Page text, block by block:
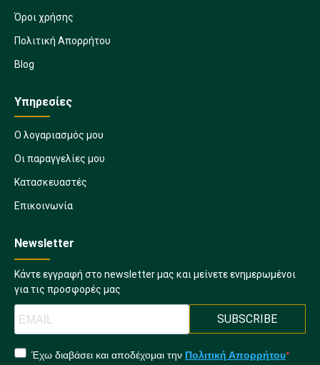
Όροι χρήσης
Πολιτική Απορρήτου
Blog
Υπηρεσίες
Ο λογαριασμός μου
Οι παραγγελίες μου
Κατασκευαστές
Επικοινωνία
Newsletter
Κάντε εγγραφή στο newsletter μας και μείνετε ενημερωμένοι
για τις προσφορές μας
SUBSCRIBE
Έχω διαβάσει και αποδέχομαι την Πολιτική Απορρήτου